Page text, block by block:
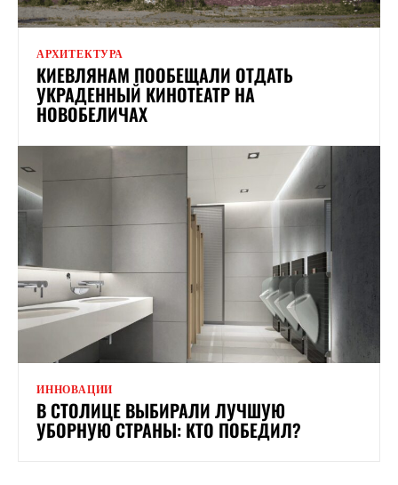
АРХИТЕКТУРА
КИЕВЛЯНАМ ПООБЕЩАЛИ ОТДАТЬ
УКРАДЕННЫЙ КИНОТЕАТР НА
НОВОБЕЛИЧАХ
ИННОВАЦИИ
В СТОЛИЦЕ ВЫБИРАЛИ ЛУЧШУЮ
УБОРНУЮ СТРАНЫ: КТО ПОБЕДИЛ?